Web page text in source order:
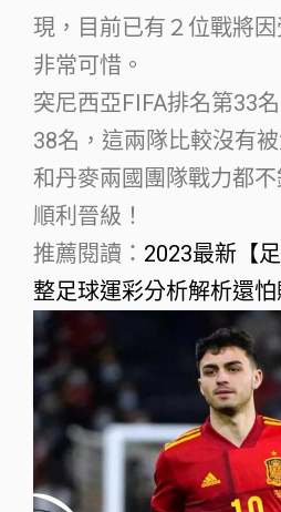
現，目前已有２位戰將因
非常可惜。
突尼西亞FIFA排名第33
38名，這兩隊比較沒有
和丹麥兩國團隊戰力都
順利晉級！
推薦閱讀： 2023最新【
整足球運彩分析解析還